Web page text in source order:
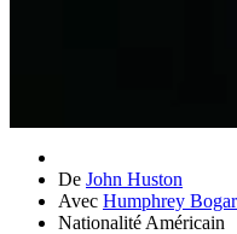
De John Huston
Avec Humphrey
Nationalité Américain